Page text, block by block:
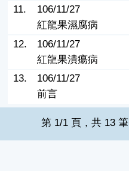
11.
106/11/27
紅龍果濕腐病
12.
106/11/27
紅龍果潰瘍病
13.
106/11/27
前言
第 1/1 頁，共 13 筆